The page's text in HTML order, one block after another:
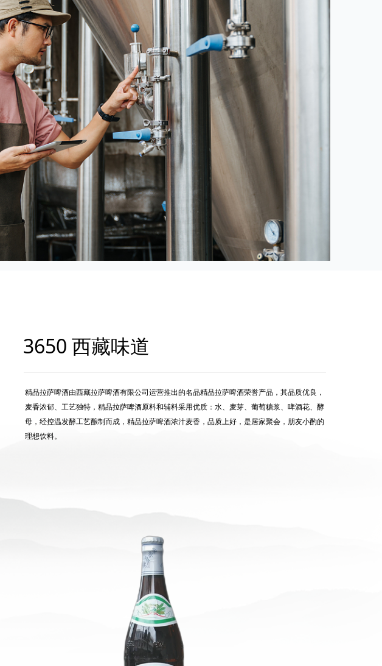
精品拉萨啤酒由西藏拉萨啤酒有限公司运营推出的名品精品拉萨啤酒荣誉产品，其品质优良，
麦香浓郁、工艺独特，精品拉萨啤酒原料和辅料采用优质：水、麦芽、葡萄糖浆、啤酒花、酵
母，经控温发酵工艺酿制而成，精品拉萨啤酒浓汁麦香，品质上好，是居家聚会，朋友小酌的
理想饮料。
3650 西藏味道